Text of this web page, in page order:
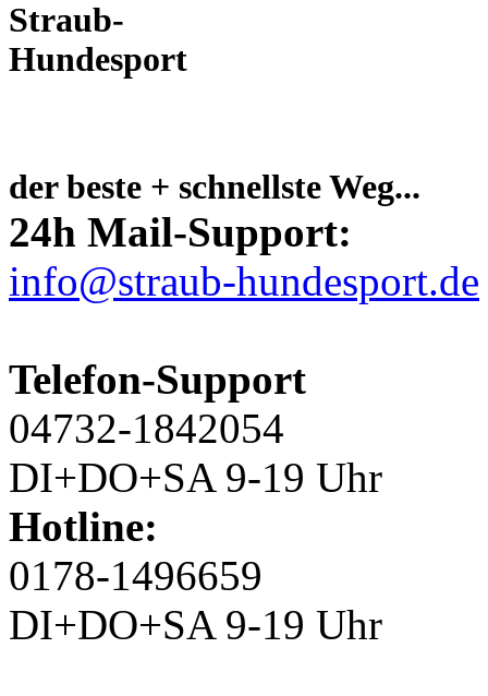
der beste + schnellste Weg...
24h Mail-Support:
info@straub-hundesport.de
Telefon-Support
04732-1842054
DI+DO+SA 9-19 Uhr
Hotline:
0178-1496659
DI+DO+SA 9-19 Uhr